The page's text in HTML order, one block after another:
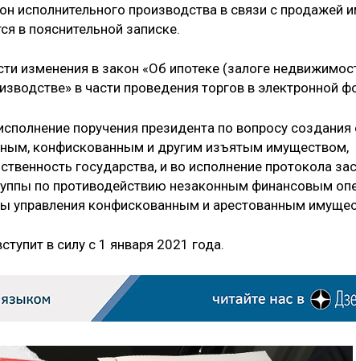
исполнительного производства в связи с продажей
в пояснительной записке.
изменения в закон «Об ипотеке (залоге
в части проведения торгов в электронной
поручения президента по вопросу создания
конфискованным и другим изъятым имуществом,
государства, и во исполнение протокола
по противодействию незаконным финансовым
управления конфискованным и арестованным
в силу с 1 января 2021 года.